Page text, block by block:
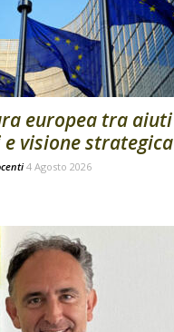
europea tra aiuti
visione strategica
4 Agosto 2026